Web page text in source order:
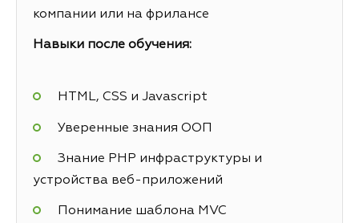
компании или на фрилансе
Навыки после обучения:
HTML, CSS и Javascript
Уверенные знания ООП
Знание PHP инфраструктуры и
устройства веб-приложений
Понимание шаблона MVC